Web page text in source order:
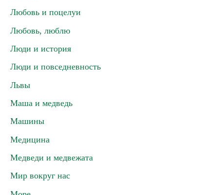
Любовь и поцелуи
Любовь, люблю
Люди и история
Люди и повседневность
Львы
Маша и медведь
Машины
Медицина
Медведи и медвежата
Мир вокруг нас